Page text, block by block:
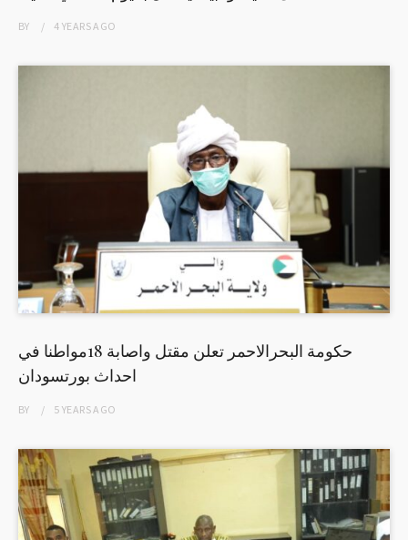
BY 4 YEARSAGO
حكومة البحرالاحمر تعلن مقتل واصابة 18مواطنا في
احداث بورتسودان
BY 5 YEARSAGO